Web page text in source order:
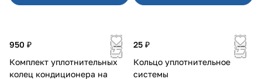
950 ₽
Комплект уплотнительных
колец кондиционера на
25 ₽
Кольцо уплотнительное
системы